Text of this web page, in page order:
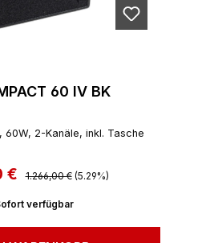
60 IV BK
60W, 2-Kanäle, inkl. Tasche
€ Regulärer Preis:
1.266,00 € (5.29%)
verfügbar